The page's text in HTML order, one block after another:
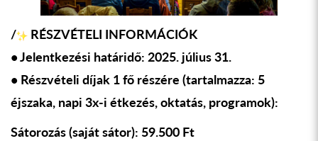
/
RÉSZVÉTELI INFORMÁCIÓK
• Jelentkezési határidő: 2025. július31.
• Részvételi díjak 1 fő részére (tartalmazza: 5
éjszaka, napi 3x-i étkezés, oktatás, programok):
Sátorozás (saját sátor): 59.500 Ft